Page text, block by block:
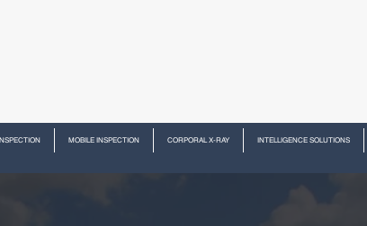
MOBILE INSPECTION CORPORAL X-RAY INTELLIGENCE SOLUTIONS